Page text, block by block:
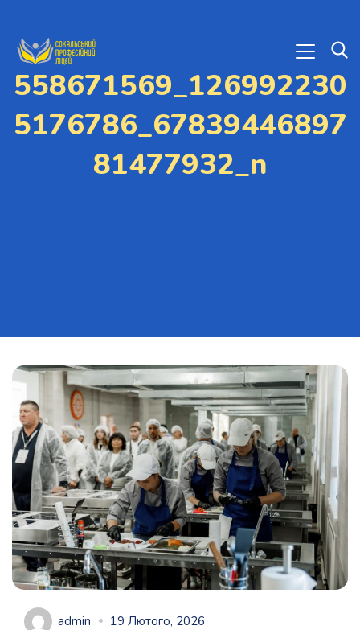
558671569_126992230
5176786_67839446897
81477932_n
admin 19 Лютого, 2026